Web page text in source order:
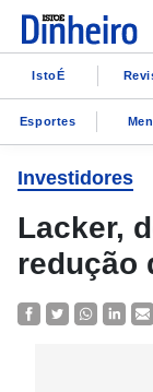
IstoÉ
Esportes
Investidores
Lacker,
redução